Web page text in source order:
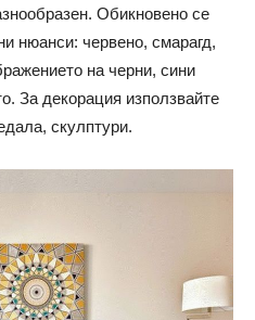
Обикновено се
нюанси: червено, смарагд,
на черни, сини
За декорация използвайте
скулптури.